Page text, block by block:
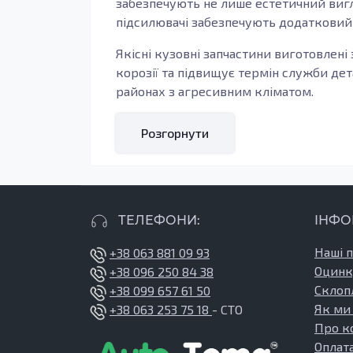
підсилювачі забезпечують
Якісні кузовні запчастини
корозії та підвищує термін служби
районах з агресивним кліматом.
Запчастини з цієї категорії
Внутрішні пороги є критично
механічні пошкодження. Наявність
Купуючи запчастини на Auto Tema, ви
команда професіоналів готова
нашому сайті, відповідають найвищим
Не зволікайте з ремонтом вашого
Розгорнути
ТЕЛЕФОНИ:
+38 063 881 09 93
+38 096 250 84 38
+38 099 657 61 50
+38 063 253 75 18 - СТО
Наші
Як ми
Про